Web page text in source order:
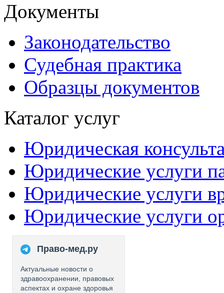
Документы
Законодательство
Судебная практика
Образцы документов
Каталог услуг
Юридическая
Юридические услуги
Юридические услуги
Юридические услуги
Право-мед.ру
Актуальные новости о
здравоохранении, правовых
аспектах и охране здоровья